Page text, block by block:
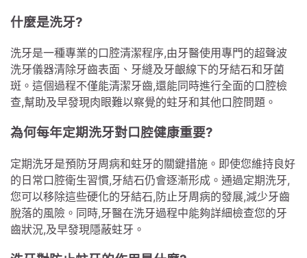
什麼是洗牙?
洗牙是一種專業的口腔清潔程序,由牙醫使用專門的超聲波
洗牙儀器清除牙齒表面、牙縫及牙齦線下的牙結石和牙菌
斑。這個過程不僅能清潔牙齒,還能同時進行全面的口腔檢
查,幫助及早發現肉眼難以察覺的蛀牙和其他口腔問題。
為何每年定期洗牙對口腔健康重要?
定期洗牙是預防牙周病和蛀牙的關鍵措施。即使您維持良好
的日常口腔衛生習慣,牙結石仍會逐漸形成。通過定期洗牙,
您可以移除這些硬化的牙結石,防止牙周病的發展,減少牙齒
脫落的風險。同時,牙醫在洗牙過程中能夠詳細檢查您的牙
齒狀況,及早發現隱蔽蛀牙。